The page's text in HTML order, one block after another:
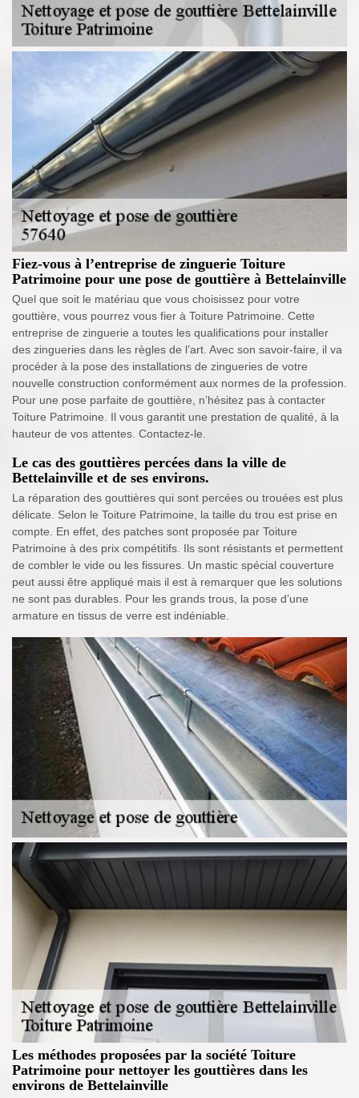
Fiez-vous à l’entreprise de zinguerie Toiture
Patrimoine pour une pose de gouttière à Bettelainville
Quel que soit le matériau que vous choisissez pour votre
gouttière, vous pourrez vous fier à Toiture Patrimoine. Cette
entreprise de zinguerie a toutes les qualifications pour installer
des zingueries dans les règles de l’art. Avec son savoir-faire, il va
procéder à la pose des installations de zingueries de votre
nouvelle construction conformément aux normes de la profession.
Pour une pose parfaite de gouttière, n’hésitez pas à contacter
Toiture Patrimoine. Il vous garantit une prestation de qualité, à la
hauteur de vos attentes. Contactez-le.
Le cas des gouttières percées dans la ville de
Bettelainville et de ses environs.
La réparation des gouttières qui sont percées ou trouées est plus
délicate. Selon le Toiture Patrimoine, la taille du trou est prise en
compte. En effet, des patches sont proposée par Toiture
Patrimoine à des prix compétitifs. Ils sont résistants et permettent
de combler le vide ou les fissures. Un mastic spécial couverture
peut aussi être appliqué mais il est à remarquer que les solutions
ne sont pas durables. Pour les grands trous, la pose d’une
armature en tissus de verre est indéniable.
Les méthodes proposées par la société Toiture
Patrimoine pour nettoyer les gouttières dans les
environs de Bettelainville